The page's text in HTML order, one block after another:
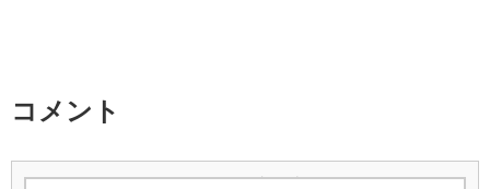
コメント
コメントを書き込む